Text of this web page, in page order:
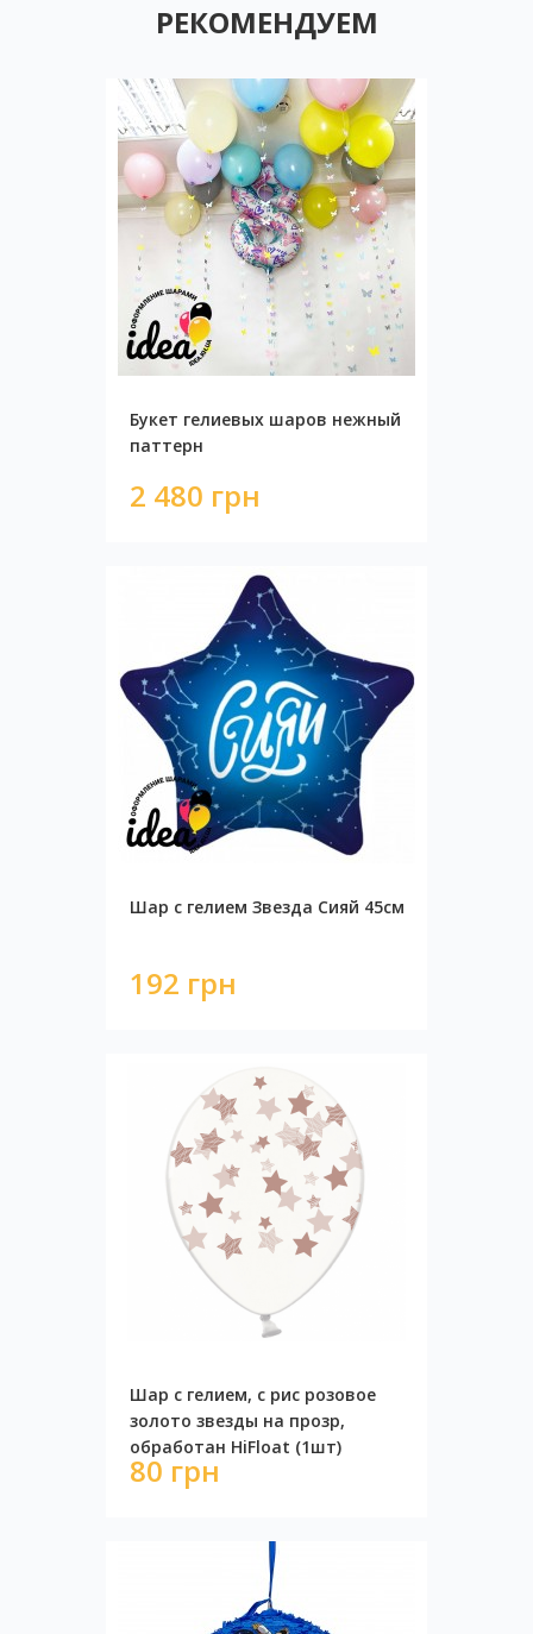
РЕКОМЕНДУЕМ
Букет гелиевых шаров нежный
паттерн
2 480 грн
Шар с гелием Звезда Сияй 45см
192 грн
Шар с гелием, с рис розовое
золото звезды на прозр,
обработан HiFloat (1шт)
80 грн